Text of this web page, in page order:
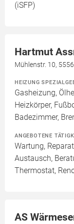
(iSFP)
Hartmut
Mühlenstr. 10,
HEIZUNG
Gasheizung,
Heizkörper,
Badezimmer,
ANGEBOTENE
Wartung,
Austausch,
Thermostat,
AS